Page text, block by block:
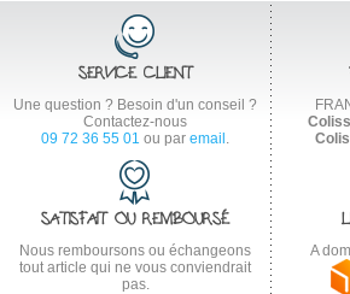
SERVICE CLIENT
Une question ? Besoin d'un conseil ?
Contactez-nous
09 72 36 55 01 ou par email .
SATISFAIT OU REMBOURSÉ
Nous remboursons ou échangeons
tout article qui ne vous conviendrait
pas.
A